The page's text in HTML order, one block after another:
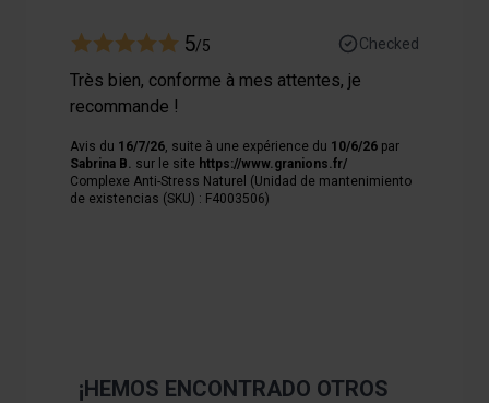
5/5 Checked
Très bien, conforme à mes attentes, je
recommande !
Avis du 16/7/26 , suite à une expérience du 10/6/26 par
Sabrina B.
sur le site https://www.granions.fr/
Complexe Anti-Stress Naturel (Unidad de mantenimiento
de existencias (SKU) : F4003506)
¡HEMOS ENCONTRADO OTROS